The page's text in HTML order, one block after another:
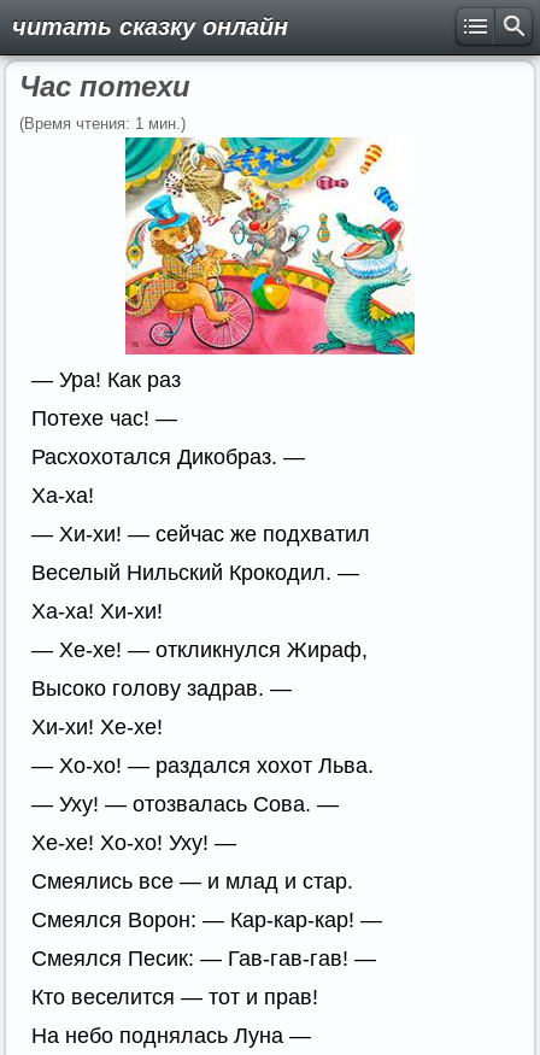
читать сказку онлайн
Час потехи
(Время чтения: 1 мин.)
— Ура! Как раз
Потехе час! —
Расхохотался Дикобраз. —
Ха-ха!
— Хи-хи! — сейчас же подхватил
Веселый Нильский Крокодил. —
Ха-ха! Хи-хи!
— Хе-хе! — откликнулся Жираф,
Высоко голову задрав. —
Хи-хи! Хе-хе!
— Хо-хо! — раздался хохот Льва.
— Уху! — отозвалась Сова. —
Хе-хе! Хо-хо! Уху! —
Смеялись все — и млад и стар.
Смеялся Ворон: — Кар-кар-кар! —
Смеялся Песик: — Гав-гав-гав! —
Кто веселится — тот и прав!
На небо поднялась Луна —